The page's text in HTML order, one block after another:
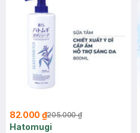
82.000 ₫205.000 ₫
Hatomugi